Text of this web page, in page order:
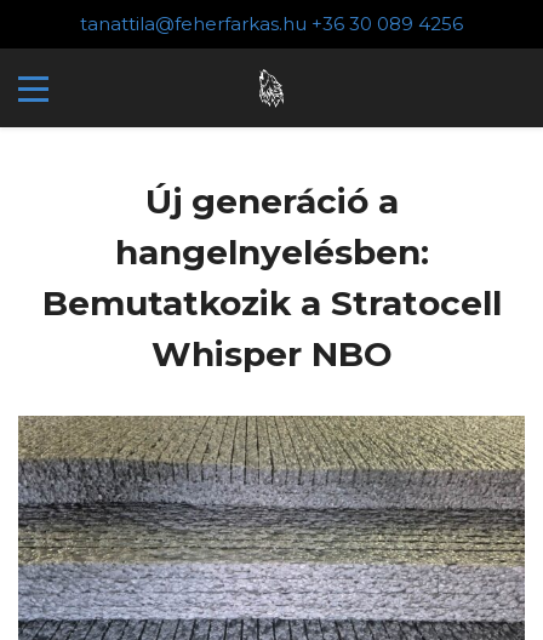
tanattila@feherfarkas.hu +36 30 089 4256
Új generáció a
hangelnyelésben:
Bemutatkozik a Stratocell
Whisper NBO